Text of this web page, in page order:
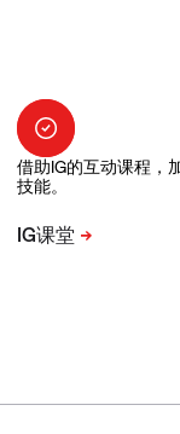
借助IG的互动课程，
技能。